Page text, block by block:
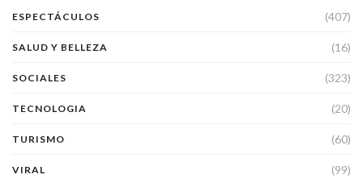
ESPECTÁCULOS (407)
SALUD Y BELLEZA (16)
SOCIALES (323)
TECNOLOGIA (20)
TURISMO (60)
VIRAL (99)